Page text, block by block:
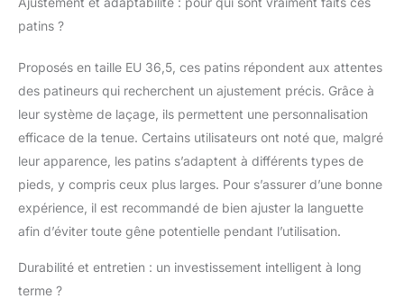
patins ?
Proposés en taille EU 36,5, ces patins répondent aux attentes
des patineurs qui recherchent un ajustement précis. Grâce à
leur système de laçage, ils permettent une personnalisation
efficace de la tenue. Certains utilisateurs ont noté que, malgré
leur apparence, les patins s’adaptent à différents types de
pieds, y compris ceux plus larges. Pour s’assurer d’une bonne
expérience, il est recommandé de bien ajuster la languette
afin d’éviter toute gêne potentielle pendant l’utilisation.
Durabilité et entretien : un investissement intelligent à long
terme ?